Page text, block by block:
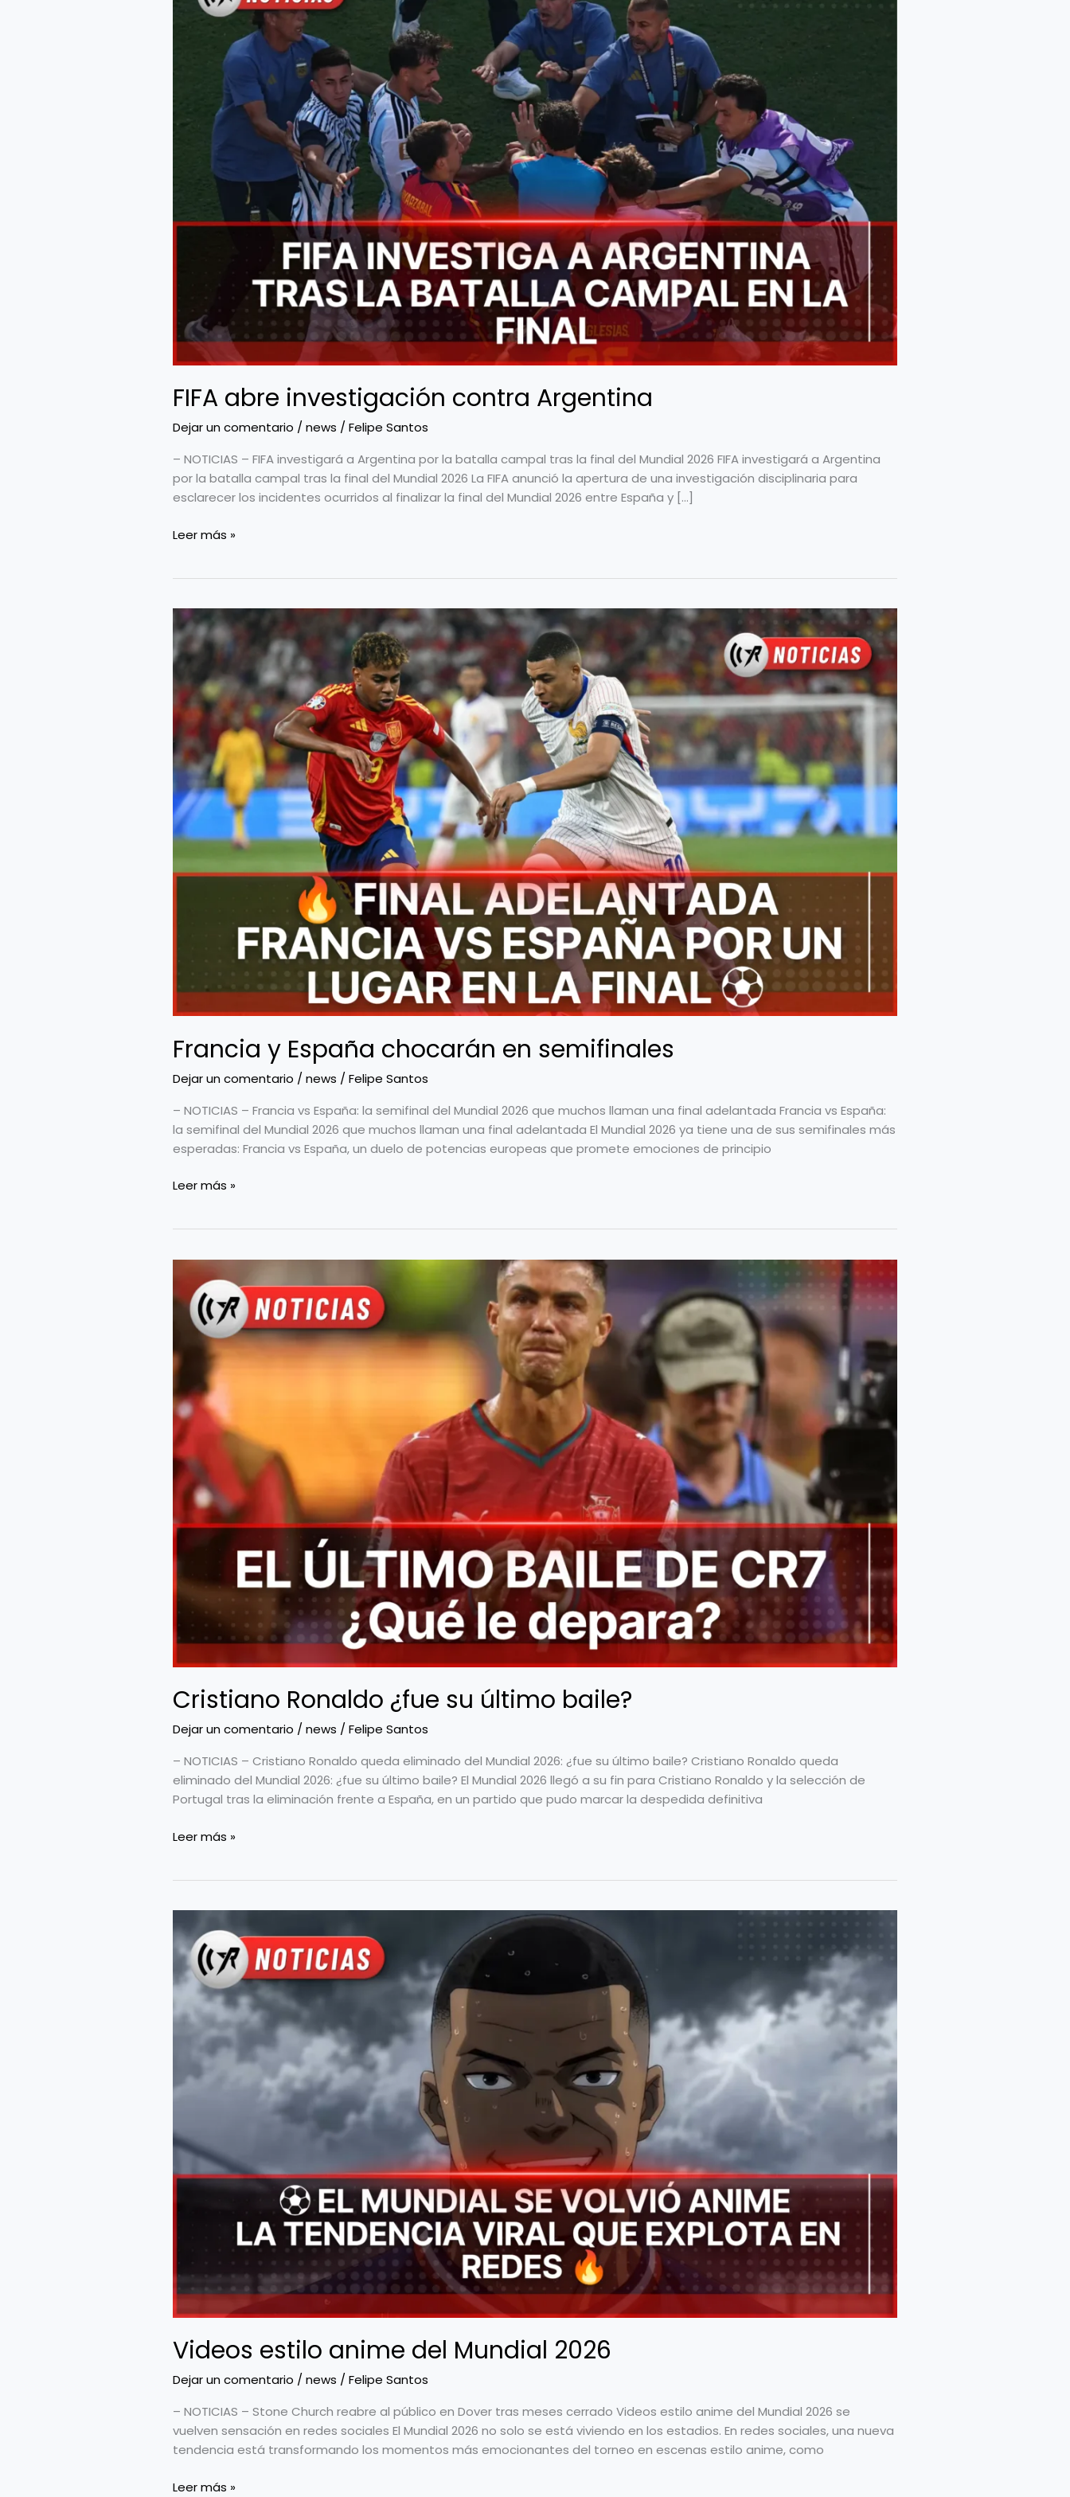
FIFA abre investigación contra Argentina
Dejar un comentario / news / Felipe Santos
– NOTICIAS – FIFA investigará a Argentina por la batalla campal tras la final del Mundial 2026 FIFA investigará a Argentina
por la batalla campal tras la final del Mundial 2026 La FIFA anunció la apertura de una investigación disciplinaria para
esclarecer los incidentes ocurridos al finalizar la final del Mundial 2026 entre España y […]
investigación
Argentina
Leer más »
Francia y España chocarán en semifinales
Dejar un comentario /news /Felipe Santos
– NOTICIAS – Francia vs España: la semifinal del Mundial 2026 que muchos llaman una final adelantada Francia vs España:
la semifinal del Mundial 2026 que muchos llaman una final adelantada El Mundial 2026 ya tiene una de sus semifinales más
esperadas: Francia vs España, un duelo de potencias europeas que promete emociones de principio
Francia
y
España
chocarán
en
semifinales
Leer más »
Cristiano Ronaldo ¿fue su último baile?
Dejar un comentario / news / Felipe Santos
– NOTICIAS – Cristiano Ronaldo queda eliminado del Mundial 2026: ¿fue su último baile? Cristiano Ronaldo queda
eliminado del Mundial 2026: ¿fue su último baile? El Mundial 2026 llegó a su fin para Cristiano Ronaldo y la selección de
Portugal tras la eliminación frente a España, en un partido que pudo marcar la despedida definitiva
Cristiano
Ronaldo
¿fue
último
Leer más »
Videos estilo anime del Mundial 2026
Dejar un comentario / news / Felipe Santos
– NOTICIAS – Stone Church reabre al público en Dover tras meses cerrado Videos estilo anime del Mundial 2026 se
vuelven sensación en redes sociales El Mundial 2026 no solo se está viviendo en los estadios. En redes sociales, una nueva
tendencia está transformando los momentos más emocionantes del torneo en escenas estilo anime, como
estilo
anime
del
Mundial
2026
Leer más »